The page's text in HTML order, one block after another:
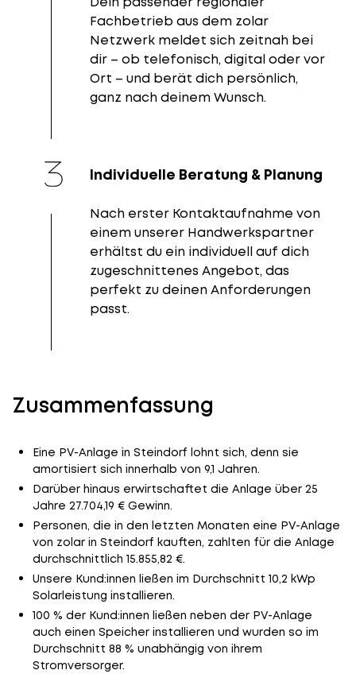
Fachbetrieb aus dem zolar
Netzwerk meldet sich zeitnah bei
dir – ob telefonisch, digital oder vor
Ort – und berät dich persönlich,
ganz nach deinem Wunsch.
Individuelle Beratung & Planung
Nach erster Kontaktaufnahme von
einem unserer Handwerkspartner
erhältst du ein individuell auf dich
zugeschnittenes Angebot, das
perfekt zu deinen Anforderungen
passt.
Zusammenfassung
Eine PV-Anlage in Steindorf lohnt sich, denn sie
amortisiert sich innerhalb von 9,1 Jahren.
Darüber hinaus erwirtschaftet die Anlage über 25
Jahre 27.704,19 € Gewinn.
Personen, die in den letzten Monaten eine PV-Anlage
von zolar in Steindorf kauften, zahlten für die Anlage
durchschnittlich 15.855,82 €.
Unsere Kund:innen ließen im Durchschnitt 10,2 kWp
Solarleistung installieren.
100 % der Kund:innen ließen neben der PV-Anlage
auch einen Speicher installieren und wurden so im
Durchschnitt 88 % unabhängig von ihrem
Stromversorger.